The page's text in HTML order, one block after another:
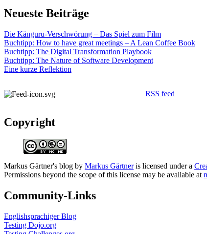
Neueste Beiträge
Die Känguru-Verschwörung – Das Spiel zum Film
Buchtipp: How to have great meetings – A Lean Coffee Book
Buchtipp: The Digital Transformation Playbook
Buchtipp: The Nature of Software Development
Eine kurze Reflektion
RSS feed
Copyright
Markus Gärtner's blog by Markus Gärtneris licensed under a
Permissions beyond the scope of this license may be available at
Community-Links
Englishsprachiger Blog
Testing Dojo.org